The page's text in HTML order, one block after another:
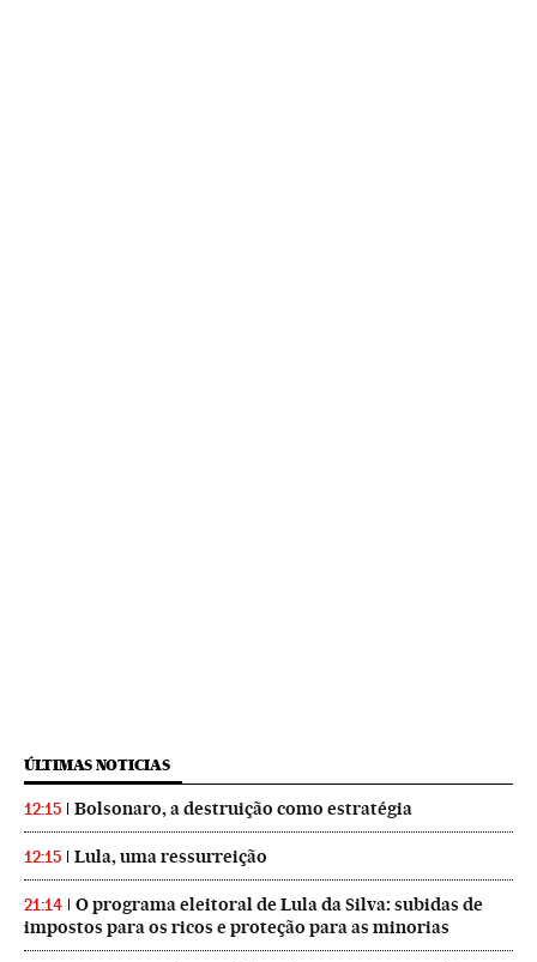
ÚLTIMAS NOTICIAS
12:15 Bolsonaro, a destruição como estratégia
12:15 Lula, uma ressurreição
21:14
O programa eleitoral de Lula da Silva: subidas de
impostos para os ricos e proteção para as minorias